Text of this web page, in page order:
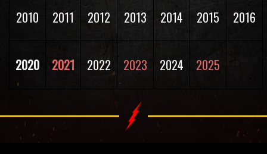
2010 2011 2012 2013 2014 2015 2016
2020 2021 2022 2023 2024 2025